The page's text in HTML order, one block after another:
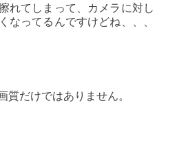
れてしまって、カメラに対し
なってるんですけどね、、、
質だけではありません。